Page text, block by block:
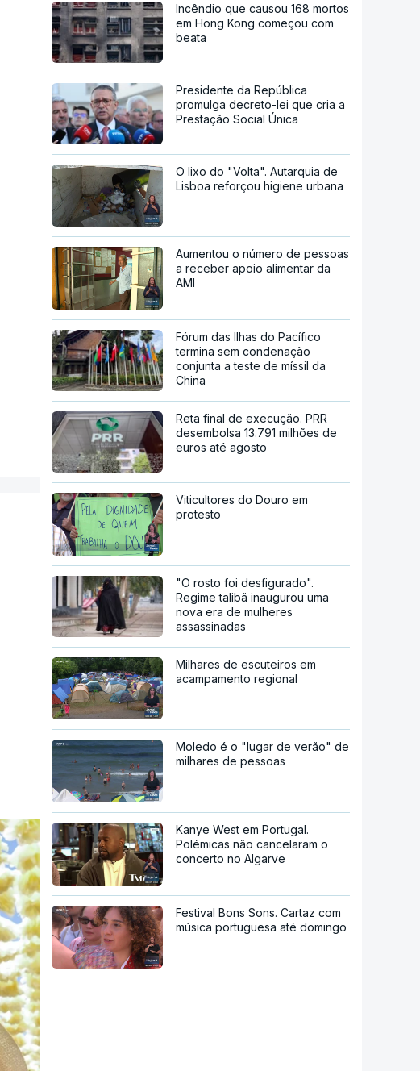
Incêndio que causou 168 mortos
em Hong Kong começou com
beata
Presidente da República
promulga decreto-lei que cria a
Prestação Social Única
O lixo do "Volta". Autarquia de
Lisboa reforçou higiene urbana
Aumentou o número de pessoas
a receber apoio alimentar da
AMI
Fórum das Ilhas do Pacífico
termina sem condenação
conjunta a teste de míssil da
China
Reta final de execução. PRR
desembolsa 13.791 milhões de
euros até agosto
Viticultores do Douro em
protesto
"O rosto foi desfigurado".
Regime talibã inaugurou uma
nova era de mulheres
assassinadas
Milhares de escuteiros em
acampamento regional
Moledo é o "lugar de verão" de
milhares de pessoas
Kanye West em Portugal.
Polémicas não cancelaram o
concerto no Algarve
Festival Bons Sons. Cartaz com
música portuguesa até domingo